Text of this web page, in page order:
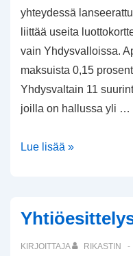
yhteydessä
liittää useita
vain Yhdysvalloissa.
maksuista 0,15
Yhdysvaltain 11
joilla on hallussa yli …
Applen
Lue lisää »
KIRJOITTAJA RIKASTIN